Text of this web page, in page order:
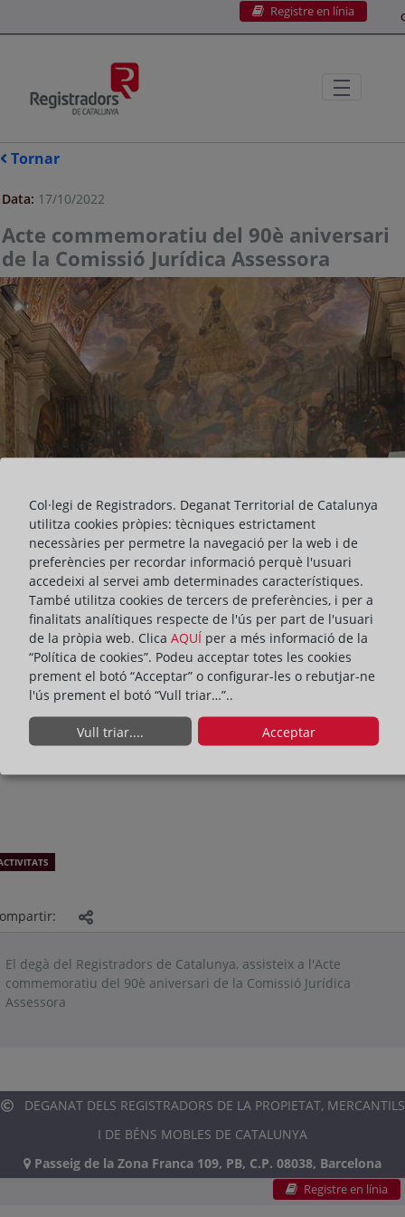
Registre en línia
Tornar
Data: 17/10/2022
Acte commemoratiu del 90è aniversari
de la Comissió Jurídica Assessora
El degà del Registradors de Catalunya, assisteix a l'Acte
commemoratiu del 90è aniversari de la Comissió Jurídica
Assessora
DEGANAT DELS REGISTRADORS DE LA PROPIETAT, MERCANTILS
I DE BÉNS MOBLES DE CATALUNYA
Passeig de la Zona Franca 109, PB, C.P. 08038, Barcelona
Registre en línia
Col·legi de Registradors. Deganat Territorial de Catalunya
utilitza cookies pròpies: tècniques estrictament
necessàries per permetre la navegació per la web i de
preferències per recordar informació perquè l'usuari
accedeixi al servei amb determinades característiques.
També utilitza cookies de tercers de preferències, i per a
finalitats analítiques respecte de l'ús per part de l'usuari
de la pròpia web. Clica AQUÍ per a més informació de la
“Política de cookies”. Podeu acceptar totes les cookies
prement el botó “Acceptar” o configurar-les o rebutjar-ne
l'ús prement el botó “Vull triar…”..
Vull triar.... Acceptar